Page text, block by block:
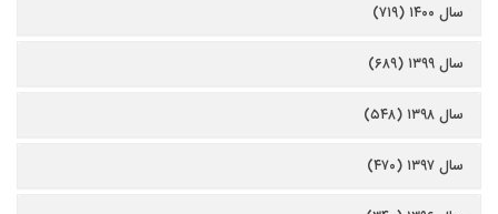
سال ۱۴۰۰ (۷۱۹)
سال ۱۳۹۹ (۶۸۹)
سال ۱۳۹۸ (۵۴۸)
سال ۱۳۹۷ (۴۷۰)